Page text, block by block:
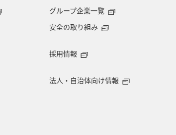
グループ企業一覧
安全の取り組み
採用情報
法人・自治体向け情報